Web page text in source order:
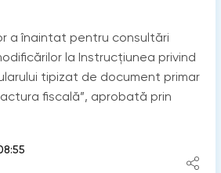
a înaintat pentru consultări
la Instrucțiunea privind
tipizat de document primar
fiscală”, aprobată prin